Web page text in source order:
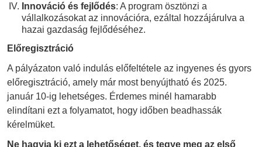
Innováció és fejlődés: A program ösztönzi a
vállalkozásokat az innovációra, ezáltal hozzájárulva a
hazai gazdaság fejlődéséhez.
Előregisztráció
A pályázaton való indulás előfeltétele az ingyenes és gyors
előregisztráció, amely már most benyújtható és 2025.
január 10-ig lehetséges. Érdemes minél hamarabb
elindítani ezt a folyamatot, hogy időben beadhassák
kérelmüket.
Ne hagyja ki ezt a lehetőséget, és tegye meg az első